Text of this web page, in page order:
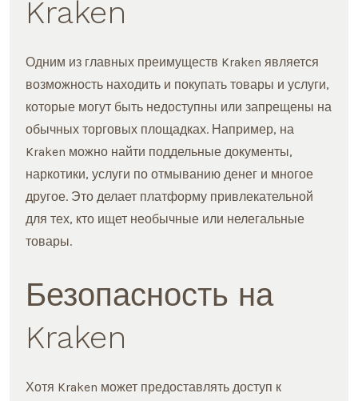
Kraken
Одним из главных преимуществ Kraken является
возможность находить и покупать товары и услуги,
которые могут быть недоступны или запрещены на
обычных торговых площадках. Например, на
Kraken можно найти поддельные документы,
наркотики, услуги по отмыванию денег и многое
другое. Это делает платформу привлекательной
для тех, кто ищет необычные или нелегальные
товары.
Безопасность на
Kraken
Хотя Kraken может предоставлять доступ к